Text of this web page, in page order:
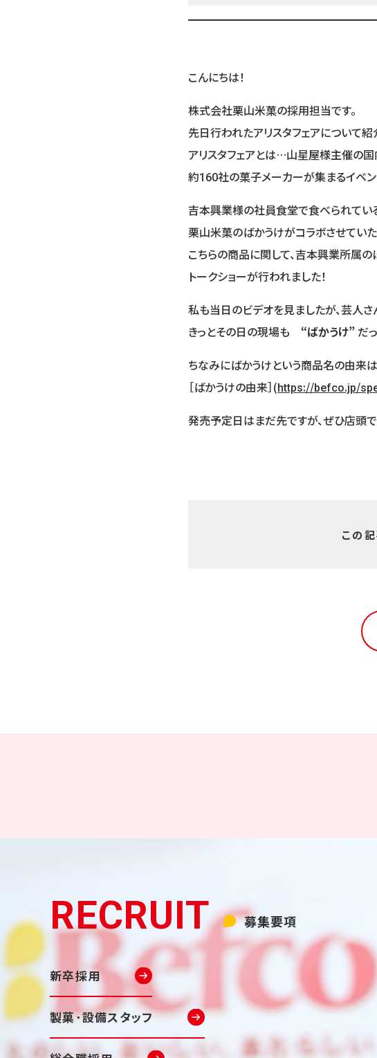
こんにちは！
株式会社栗山米菓の採用担当です。
先日行われたアリスタフェアについて紹
アリスタフェアとは…山星屋様主催の
約160社の菓子メーカーが集まるイベン
吉本興業様の社員食堂で食べられてい
栗山米菓のばかうけがコラボさせていた
こちらの商品に関して、吉本興業所属
トークショーが行われました！
私も当日のビデオを見ましたが、芸人さ
きっとその日の現場も “ばかうけ” だ
ちなみにばかうけという商品名の由来
［ばかうけの由来］(https://befco.jp/
発売予定日はまだ先ですが、ぜひ店頭
この
募集要項
新卒採用
製菓･設備スタッフ